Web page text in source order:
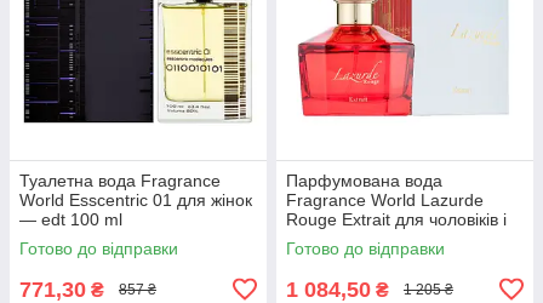
Туалетна вода Fragrance
World Esscentric 01 для жінок
— edt 100 ml
Готово до відправки
771,30 ₴ 857 ₴
Парфумована вода
Fragrance World Lazurde
Rouge Extrait для чоловіків і
жінок — edp 100 ml
Готово до відправки
1 084,50 ₴ 1 205 ₴